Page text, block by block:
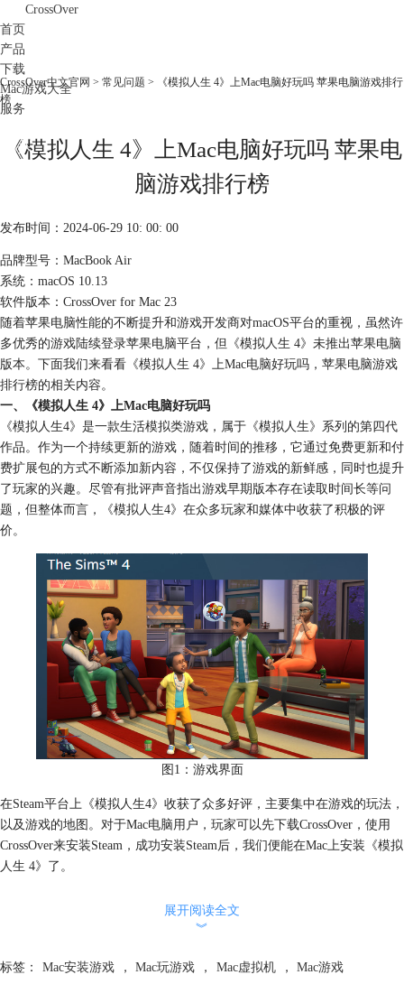
CrossOver
首页
产品
下载
Mac游戏大全
服务
购买
CrossOver中文官网 > 常见问题 > 《模拟人生 4》上Mac电脑好玩吗 苹果电脑游戏排行
榜
《模拟人生 4》上Mac电脑好玩吗 苹果电
脑游戏排行榜
发布时间：2024-06-29 10: 00: 00
品牌型号：MacBook Air
系统：macOS 10.13
软件版本：CrossOver for Mac 23
随着苹果电脑性能的不断提升和游戏开发商对macOS平台的重视，虽然许
多优秀的游戏陆续登录苹果电脑平台，但《模拟人生 4》未推出苹果电脑
版本。下面我们来看看《模拟人生 4》上Mac电脑好玩吗，苹果电脑游戏
排行榜的相关内容。
一、《模拟人生 4》上Mac电脑好玩吗
《模拟人生4》是一款生活模拟类游戏，属于《模拟人生》系列的第四代
作品。作为一个持续更新的游戏，随着时间的推移，它通过免费更新和付
费扩展包的方式不断添加新内容，不仅保持了游戏的新鲜感，同时也提升
了玩家的兴趣。尽管有批评声音指出游戏早期版本存在读取时间长等问
题，但整体而言，《模拟人生4》在众多玩家和媒体中收获了积极的评
价。
图1：游戏界面
在Steam平台上《模拟人生4》收获了众多好评，主要集中在游戏的玩法，
以及游戏的地图。对于Mac电脑用户，玩家可以先下载CrossOver，使用
CrossOver来安装Steam，成功安装Steam后，我们便能在Mac上安装《模拟
人生 4》了。
展开阅读全文
︾
标签： Mac安装游戏 ， Mac玩游戏 ， Mac虚拟机 ， Mac游戏